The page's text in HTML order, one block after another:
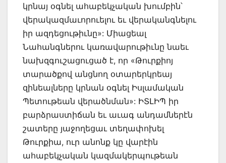
կրնայ օգնել ահաբեկչական խումբին՝
վերակազմաւորուելու եւ վերականգնելու
իր ազդեցութիւնը»: Միացեալ
Նահանգներու կառավարութիւնը նաեւ
նախզգուշացուցած է, որ «Թուրքիոյ
տարածքով անցնող օտարերկրեայ
զինեալները կրնան օգնել Իսլամական
Պետութեան վերածնման»: ԻՏԼԻՊ իր
բարձրաստիճան եւ աւագ անդամներէն
շատերը յաջողեցաւ տեղափոխել
Թուրքիա, ուր անոնք կը վարէին
ահաբեկչական կազմակերպութեան